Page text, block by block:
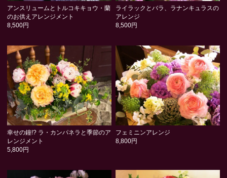
アンスリュームとトルコキキョウ・蘭
のお供えアレンジメント
8,500円
ライラックとバラ、ラナンキュラスの
アレンジ
8,500円
幸せの鐘!? ラ・カンパネラと季節のア
レンジメント
5,800円
フェミニンアレンジ
8,800円